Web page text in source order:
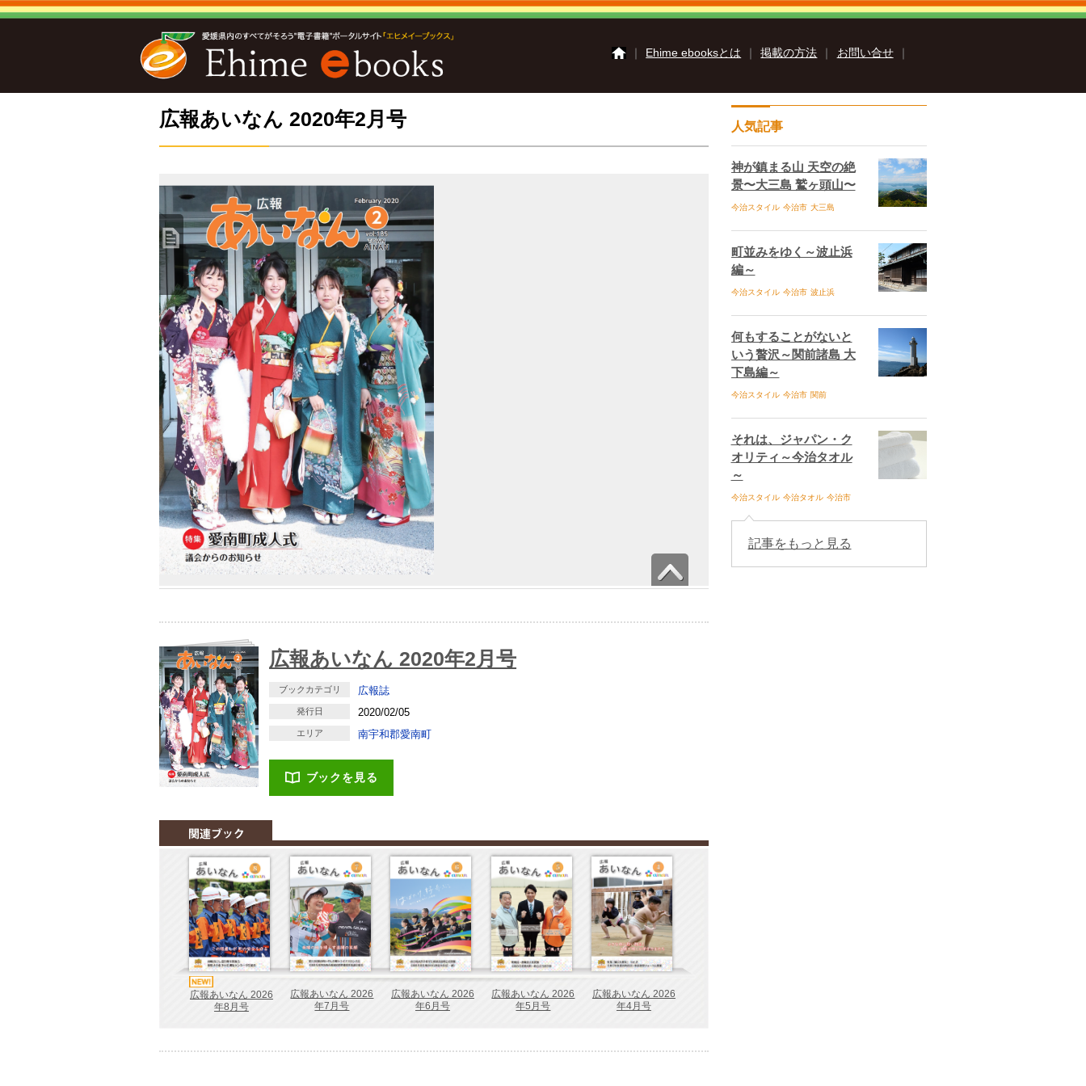
｜ Ehime ebooksとは ｜ 掲載の方法 ｜ お問い合せ ｜
さいじょうイーブックス
いまばりイーブックス
かみじまイーブックス
Ehime ebooksとは
運営会社
よくある質問 サイトマップ
お問い合せ
個人情報保護方針
セキュリティポリシー
広報あいなん 2020年2月号
広報あいなん 2020年2月号
ブックカテゴリ 広報誌
発行日 2020/02/05
エリア 南宇和郡愛南町
ブックを見る
広報あいなん 2026
年8月号
広報あいなん 2026
年7月号
広報あいなん 2026
年6月号
広報あいなん 2026
年5月号
広報あいなん 2026
年4月号
人気記事
神が鎮まる山 天空の絶
景〜大三島 鷲ヶ頭山〜
今治スタイル 今治市 大三島
町並みをゆく～波止浜
編～
今治スタイル 今治市 波止浜
何もすることがないと
いう贅沢～関前諸島 大
下島編～
今治スタイル 今治市 関前
それは、ジャパン・ク
オリティ～今治タオル
～
今治スタイル 今治タオル 今治市
記事をもっと見る